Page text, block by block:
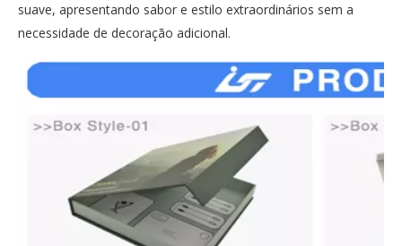
suave, apresentando sabor e estilo extraordinários sem a
necessidade de decoração adicional.